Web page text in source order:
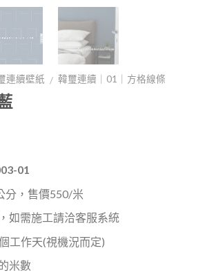
連續壁紙 / 韓璽連續｜01｜方格線條
01
分，售價550/米
如需施工請洽客服系統
工作天(視機況而定)
米數